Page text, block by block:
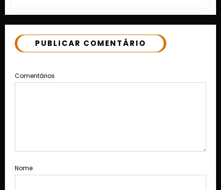
PUBLICAR COMENTÁRIO
Comentários
Nome